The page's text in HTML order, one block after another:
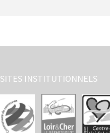
SITES INSTITUTIONNELS